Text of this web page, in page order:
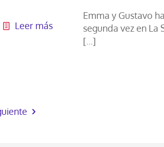
Leer más
Emma y Gustavo
segunda vez en
[…]